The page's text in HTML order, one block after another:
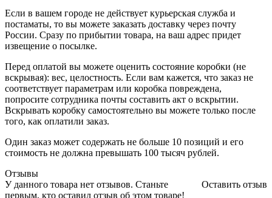
Если в вашем городе не действует курьерская служба и
постаматы, то вы можете заказать доставку через почту
России. Сразу по прибытии товара, на ваш адрес придет
извещение о посылке.
Перед оплатой вы можете оценить состояние коробки (не
вскрывая): вес, целостность. Если вам кажется, что заказ не
соответствует параметрам или коробка повреждена,
попросите сотрудника почты составить акт о вскрытии.
Вскрывать коробку самостоятельно вы можете только после
того, как оплатили заказ.
Один заказ может содержать не больше 10 позиций и его
стоимость не должна превышать 100 тысяч рублей.
Отзывы
Оставить отзыв
У данного товара нет отзывов. Станьте
первым, кто оставил отзыв об этом товаре!